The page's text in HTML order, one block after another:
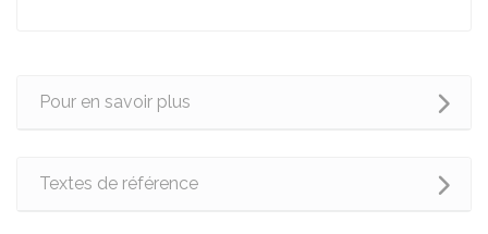
Pour en savoir plus
Textes de référence